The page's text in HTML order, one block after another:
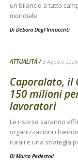
un bilancio a tutto
mondiale
Di Debora Degl'Innocenti
ATTUALITÀ 5 Agosto 2026
Caporalato, il
150 milioni
lavoratori
Le risorse saranno
organizzazioni
rurali e una strategia
Di Marco Pederzoli